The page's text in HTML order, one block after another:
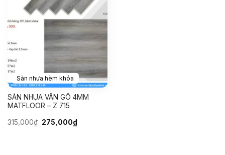
Sàn nhựa hèm khóa
SÀN NHỰA VÂN GỖ 4MM
MATFLOOR – Z 715
315,000₫ Giá
275,000₫Giá
hiện